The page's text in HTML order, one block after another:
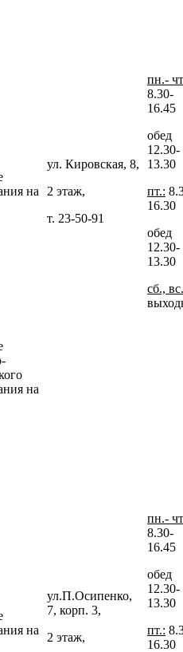
на
ул. Кировская, 8,
2 этаж,
т. 23-50-91
пн.-
8.30-
16.45
обед
12.30-
13.30
пт.:
16.30
обед
12.30-
13.30
сб., вс.
на
на
ул.П.Осипенко,
7, корп. 3,
2 этаж,
пн.-
8.30-
16.45
обед
12.30-
13.30
пт.:
16.30